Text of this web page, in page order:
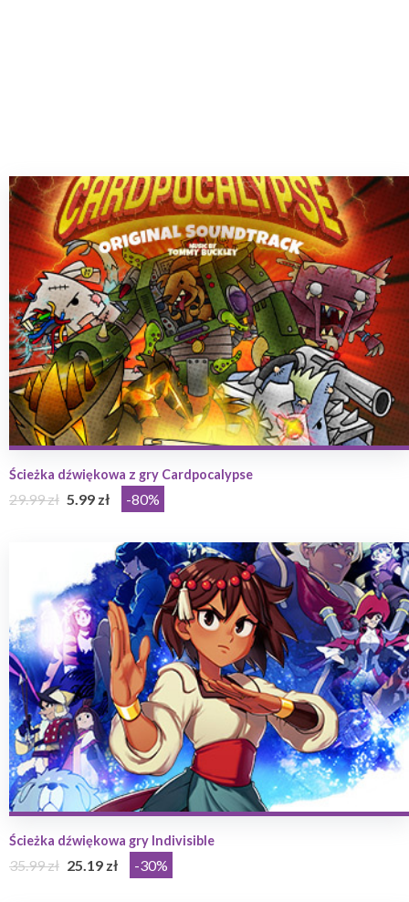
Ścieżka dźwiękowa z gry Cardpocalypse
29.99 zł 5.99 zł -80%
Ścieżka dźwiękowa gry Indivisible
35.99 zł 25.19 zł -30%